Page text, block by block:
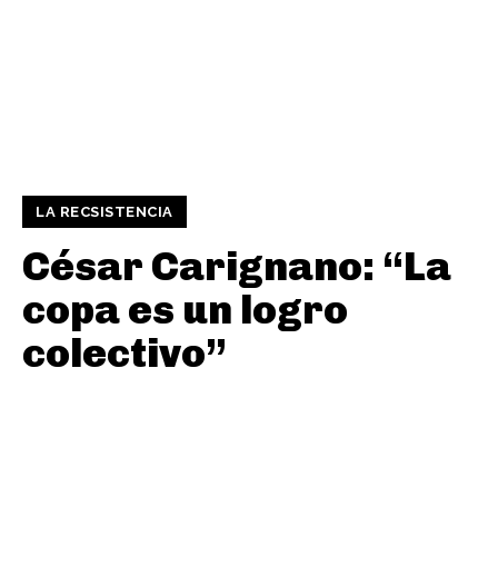
LA RECSISTENCIA
César Carignano: “La
copa es un logro
colectivo”